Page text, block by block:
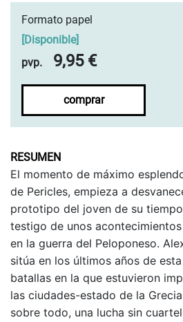
Formato papel
Disponible]
pvp.
9,95 €
comprar
RESUMEN
El momento de máximo
de Pericles, empieza a
prototipo del joven de su
testigo de unos
en la guerra del Peloponeso.
sitúa en los últimos años de
batallas en la que estuvieron
las ciudades-estado de la
sobre todo, una lucha sin